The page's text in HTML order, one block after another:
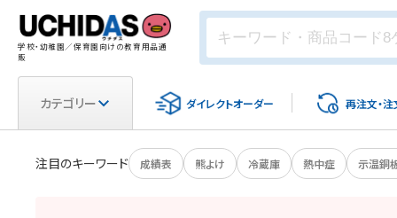
学校・幼稚園／保育園向けの教育用品通
販
カテゴリー ダイレクトオーダー 再注文・注
注目のキーワード 成績表 熊よけ 冷蔵庫 熱中症 示温銅